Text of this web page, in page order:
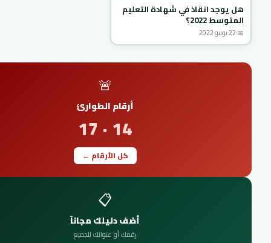
هل يوجد انقاذ في شهادة التعليم
المتوسط 2022؟
📅 22 يونيو 2022
🚨
أرقام الطوارئ
14 · 17
كل الأرقام ←
📋
أضف دليلك مجاناً
رقمك أو عنوانك للجميع